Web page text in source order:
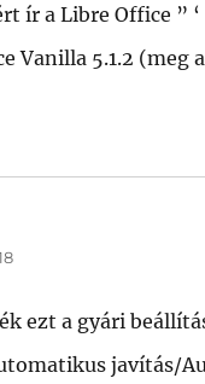
ír a Libre Office ”
Vanilla 5.1.2 (meg
ezt a gyári
javítás/